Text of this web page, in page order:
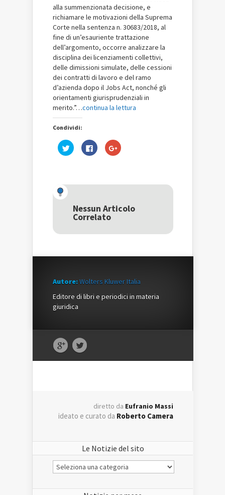
alla summenzionata decisione, e
richiamare le motivazioni della Suprema
Corte nella sentenza n. 30683/2018, al
fine di un’esauriente trattazione
dell’argomento, occorre analizzare la
disciplina dei licenziamenti collettivi,
delle dimissioni simulate, delle cessioni
dei contratti di lavoro e delramo
d’azienda dopo il Jobs Act, nonché gli
orientamenti giurisprudenziali in
merito.”…continua la lettura
Condividi:
Fai
clic
Twitter
una
nuova
finestra)
Fai
clic
(Si
nuova
finestra)
Fai
clic
Google+
una
nuova
Nessun Articolo
Correlato
Autore:Wolters Kluwer Italia
Editore di libri e periodici in materia
giuridica
diretto da Eufranio Massi
ideato e curato da Roberto Camera
Le Notizie del sito
Le
Notizie